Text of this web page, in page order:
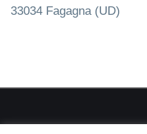
33034 Fagagna (UD)